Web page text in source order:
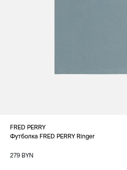
FRED PERRY
Футболка FRED PERRY Ringer
279 BYN